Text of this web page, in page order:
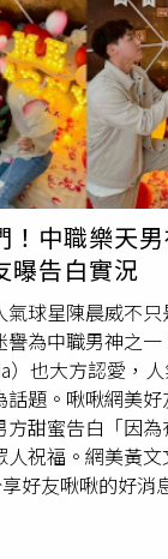
完成登記，現場
女孩峮峮、昀二
的速度，連
的是，富邦悍
準新娘」，戴著
功？頭紗是我
至宣示主權說
裡，女人的戰爭
姊妹的祝福。」
限動自嘲心碎，
讓粉絲笑翻。
juicy333）貼文
趕回來搶婚哈哈
得這是晨威一
、「背號改196，
什麼是愛情，就
了」。 在 Instagram 查看
分享的貼文
！中職樂天
告白實況
氣球星陳晨威不
為中職男神之
）也大方認愛，
題。啾啾網美
甜蜜告白「因為
祝福。網美黃
好友啾啾的好消
定，感謝老天爺